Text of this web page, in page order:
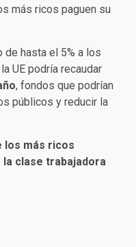
más ricos paguen su
hasta el 5% a los
UE podría recaudar
, fondos que podrían
públicos y reducir la
los más ricos
clase trabajadora